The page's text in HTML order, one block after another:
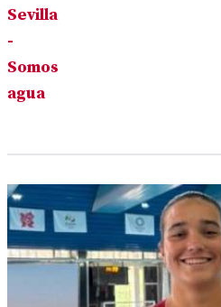
Sevilla
-
Somos
agua